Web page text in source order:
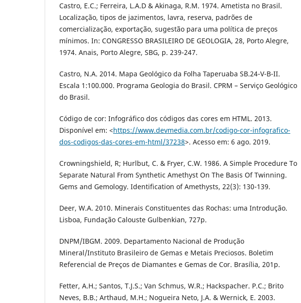
Castro, E.C.; Ferreira, L.A.D & Akinaga, R.M. 1974. Ametista no Brasil.
Localização, tipos de jazimentos, lavra, reserva, padrões de
comercialização, exportação, sugestão para uma política de preços
mínimos. In: CONGRESSO BRASILEIRO DE GEOLOGIA, 28, Porto Alegre,
1974. Anais, Porto Alegre, SBG, p. 239-247.
Castro, N.A. 2014. Mapa Geológico da Folha Taperuaba SB.24-V-B-II.
Escala 1:100.000. Programa Geologia do Brasil. CPRM – Serviço Geológico
do Brasil.
Código de cor: Infográfico dos códigos das cores em HTML. 2013.
Disponível em: <https://www.devmedia.com.br/codigo-cor-infografico-
dos-codigos-das-cores-em-html/37238>. Acesso em: 6 ago. 2019.
Crowningshield, R; Hurlbut, C. & Fryer, C.W. 1986. A Simple Procedure To
Separate Natural From Synthetic Amethyst On The Basis Of Twinning.
Gems and Gemology. Identification of Amethysts, 22(3): 130-139.
Deer, W.A. 2010. Minerais Constituentes das Rochas: uma Introdução.
Lisboa, Fundação Calouste Gulbenkian, 727p.
DNPM/IBGM. 2009. Departamento Nacional de Produção
Mineral/Instituto Brasileiro de Gemas e Metais Preciosos. Boletim
Referencial de Preços de Diamantes e Gemas de Cor. Brasília, 201p.
Fetter, A.H.; Santos, T.J.S.; Van Schmus, W.R.; Hackspacher. P.C.; Brito
Neves, B.B.; Arthaud, M.H.; Nogueira Neto, J.A. & Wernick, E. 2003.